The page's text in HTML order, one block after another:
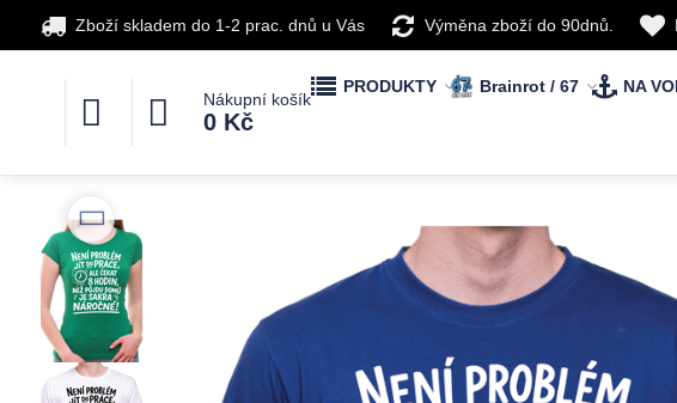
Zboží skladem do 1-2 prac. dnů u Vás Výměna zboží do 90dnů.
Nákupní košík
0 Kč
PRODUKTY Brainrot / 67 NA